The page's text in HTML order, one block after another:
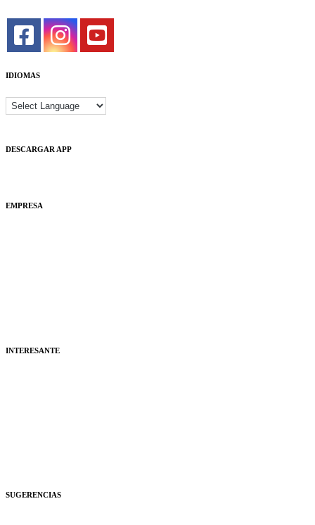
IDIOMAS
DESCARGAR APP
EMPRESA
INTERESANTE
SUGERENCIAS